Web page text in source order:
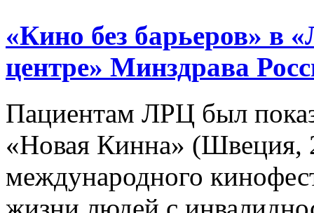
«Кино без барьеров» в
центре» Минздрава
Пациентам ЛРЦ был
«Новая Кинна» (Швеция,
международного